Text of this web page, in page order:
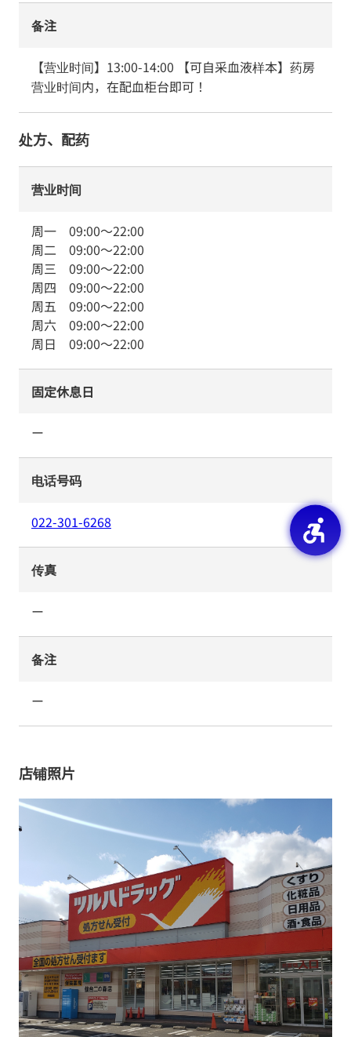
备注
【营业时间】13:00-14:00 【可自采血液样本】药房
营业时间内，在配血柜台即可！
处方、配药
营业时间
周一 09:00～22:00
周二 09:00～22:00
周三 09:00～22:00
周四 09:00～22:00
周五 09:00～22:00
周六 09:00～22:00
周日 09:00～22:00
固定休息日
ー
电话号码
022-301-6268
传真
ー
备注
ー
店铺照片